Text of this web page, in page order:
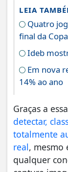
LEIA
Quatro
final da
Ideb
Em nova
14% ao ano
Graças a
detectar,
totalmente
real, mesmo
qualquer